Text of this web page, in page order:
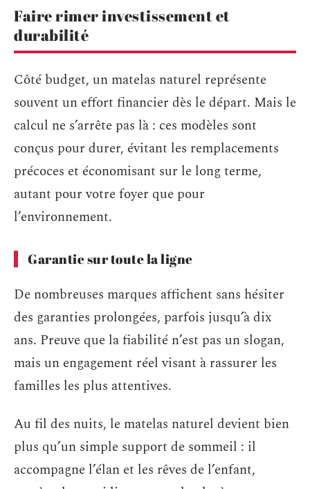
Faire rimer investissement et
durabilité
Côté budget, un matelas naturel représente
souvent un effort financier dès le départ. Mais le
calcul ne s’arrête pas là : ces modèles sont
conçus pour durer, évitant les remplacements
précoces et économisant sur le long terme,
autant pour votre foyer que pour
l’environnement.
Garantie sur toute la ligne
De nombreuses marques affichent sans hésiter
des garanties prolongées, parfois jusqu’à dix
ans. Preuve que la fiabilité n’est pas un slogan,
mais un engagement réel visant à rassurer les
familles les plus attentives.
Au fil des nuits, le matelas naturel devient bien
plus qu’un simple support de sommeil : il
accompagne l’élan et les rêves de l’enfant,